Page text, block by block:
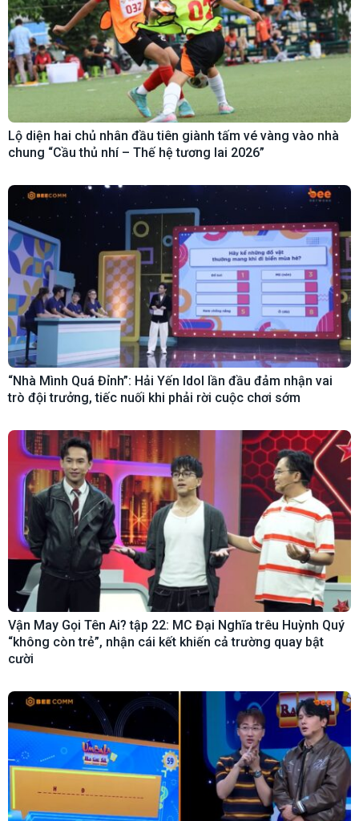
Lộ diện hai chủ nhân đầu tiên giành tấm vé vàng vào nhà
chung “Cầu thủ nhí – Thế hệ tương lai 2026”
“Nhà Mình Quá Đỉnh”: Hải Yến Idol lần đầu đảm nhận vai
trò đội trưởng, tiếc nuối khi phải rời cuộc chơi sớm
Vận May Gọi Tên Ai? tập 22: MC Đại Nghĩa trêu Huỳnh Quý
“không còn trẻ”, nhận cái kết khiến cả trường quay bật
cười